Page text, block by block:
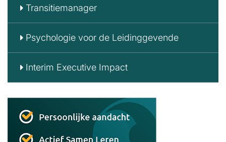
Transitiemanager
Psychologie voor de Leidinggevende
Interim Executive Impact